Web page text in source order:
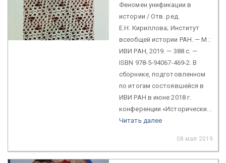
Феномен унификации в
истории / Отв. ред.
Е.Н. Кириллова; Институт
всеобщей истории РАН. — М.:
ИВИ РАН, 2019. — 388 с. —
ISBN 978-5-94067-469-2. В
сборнике, подготовленном
по итогам состоявшейся в
ИВИ РАН в июне 2018 г.
конференции «Исторически...
Читать далее
08 мая 2019